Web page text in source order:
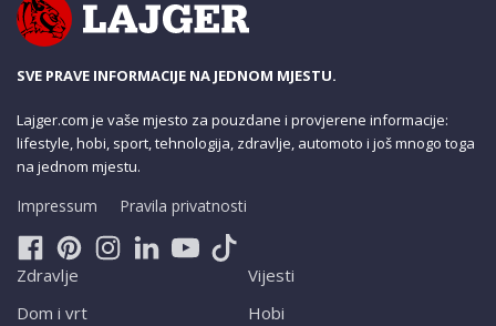
SVE PRAVE INFORMACIJE NA JEDNOM MJESTU.
Lajger.com je vaše mjesto za pouzdane i provjerene informacije:
lifestyle, hobi, sport, tehnologija, zdravlje, automoto i još mnogo toga
na jednom mjestu.
Impressum Pravila privatnosti
Zdravlje
Dom i vrt
Vijesti
Hobi